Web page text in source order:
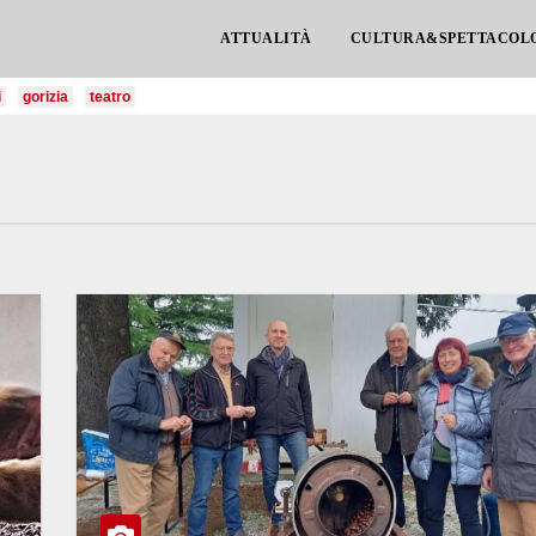
ATTUALITÀ
gorizia teatro